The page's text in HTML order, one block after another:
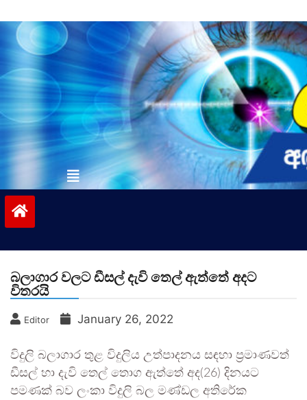
to
contentvinivida.lk
බලාගාර වලට ඩීසල් දැවි තෙල් ඇත්තේ අදට
විතරයි
Editor January 26, 2022
විදුලි බලාගාර තුළ විදුලිය උත්පාදනය සඳහා ප්‍රමාණවත්
ඩීසල් හා දැවි තෙල් තොග ඇත්තේ අද(26) දිනයට
පමණක් බව ලංකා විදුලි බල මණ්ඩල අතිරේක